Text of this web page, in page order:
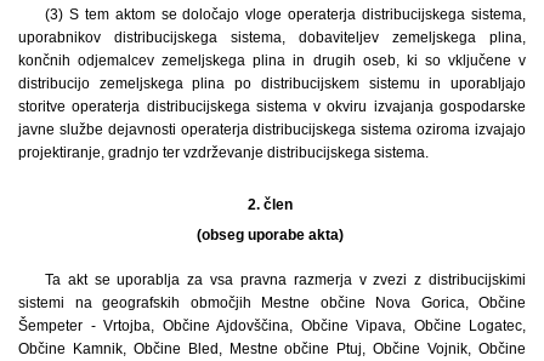
(3) S tem aktom se določajo vloge operaterja distribucijskega sistema,
uporabnikov distribucijskega sistema, dobaviteljev zemeljskega plina,
končnih odjemalcev zemeljskega plina in drugih oseb, ki so vključene v
distribucijo zemeljskega plina po distribucijskem sistemu in uporabljajo
storitve operaterja distribucijskega sistema v okviru izvajanja gospodarske
javne službe dejavnosti operaterja distribucijskega sistema oziroma izvajajo
projektiranje, gradnjo ter vzdrževanje distribucijskega sistema.
2. člen
(obseg uporabe akta)
Ta akt se uporablja za vsa pravna razmerja v zvezi z distribucijskimi
sistemi na geografskih območjih Mestne občine Nova Gorica, Občine
Šempeter - Vrtojba, Občine Ajdovščina, Občine Vipava, Občine Logatec,
Občine Kamnik, Občine Bled, Mestne občine Ptuj, Občine Vojnik, Občine